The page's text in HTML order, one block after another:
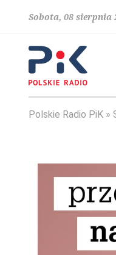
Sobota, 08
Polskie Radio PiK